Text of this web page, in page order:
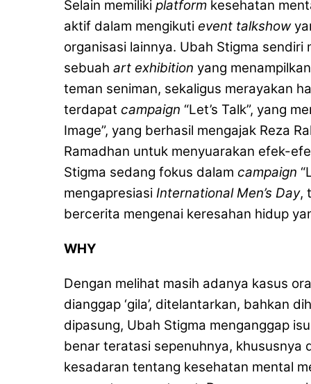
Selain memiliki platform kesehatan
aktif dalam mengikuti event talkshow
organisasi lainnya. Ubah Stigma sendiri
sebuah art exhibition yang
teman seniman, sekaligus merayakan
terdapat campaign “Let’s Talk”, yang
Image”, yang berhasil mengajak Reza
Ramadhan untuk menyuarakan efek-
Stigma sedang fokus dalam campaign
mengapresiasi International Men’s Day,
bercerita mengenai keresahan hidup
WHY
Dengan melihat masih adanya kasus
dianggap ‘gila’, ditelantarkan, bahkan
dipasung, Ubah Stigma menganggap
benar teratasi sepenuhnya, khususnya
kesadaran tentang kesehatan mental